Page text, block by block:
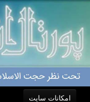
امکانات سایت